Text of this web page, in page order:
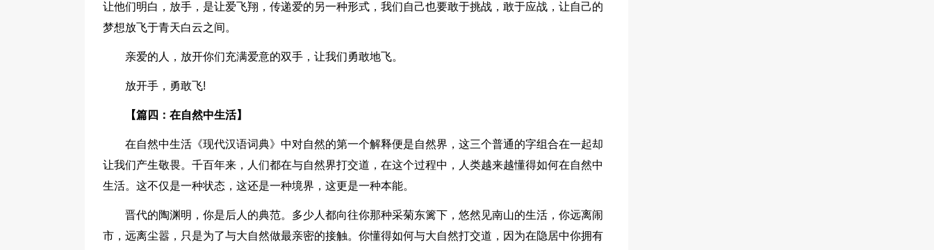
让他们明白，放手，是让爱飞翔，传递爱的另一种形式，我们自己也要敢于挑战，敢于应战，让自己的
梦想放飞于青天白云之间。
亲爱的人，放开你们充满爱意的双手，让我们勇敢地飞。
放开手，勇敢飞!
【篇四：在自然中生活】
在自然中生活《现代汉语词典》中对自然的第一个解释便是自然界，这三个普通的字组合在一起却
让我们产生敬畏。千百年来，人们都在与自然界打交道，在这个过程中，人类越来越懂得如何在自然中
生活。这不仅是一种状态，这还是一种境界，这更是一种本能。
晋代的陶渊明，你是后人的典范。多少人都向往你那种采菊东篱下，悠然见南山的生活，你远离闹
市，远离尘嚣，只是为了与大自然做最亲密的接触。你懂得如何与大自然打交道，因为在隐居中你拥有